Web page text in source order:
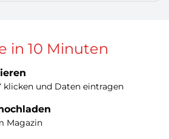
in 10 Minuten
klicken und Daten eintragen
Magazin